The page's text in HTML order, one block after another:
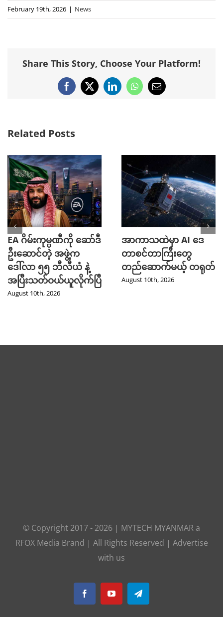
February 19th, 2026 | News
Share This Story, Choose Your Platform!
Facebook
X LinkedInWhatsApp
Email
Related Posts
EA ဂိမ်းကုမ္ပဏီကို ဆော်ဒီ
ဦးဆောင်တဲ့ အဖွဲ့က
ဒေါ်လာ ၅၅ ဘီလီယံ နဲ့
အပြီးသတ်ဝယ်ယူလိုက်ပြီ
August 10th, 2026
အာကာသထဲမှာ AI ဒေ
တာစင်တာကြီးတွေ
တည်ဆောက်မယ့် တရုတ်
August 10th, 2026
© Copyright 2017 - 2026 | MYTECH MYANMAR a
RFOX Media Brand | All Rights Reserved | Advertise
with us
FacebookYouTubeTelegram